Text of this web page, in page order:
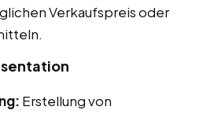
Verkaufspreis oder
Erstellung von